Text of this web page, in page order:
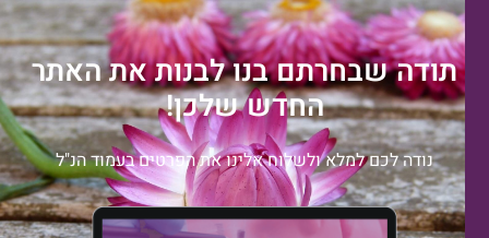
תודה שבחרתם בנו לבנות את האתר
החדש שלכן!
נודה לכם למלא ולשלוח אלינו את הפרטים בעמוד הנ"ל